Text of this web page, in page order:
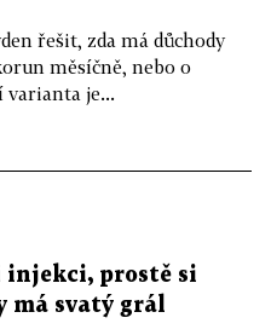
řešit, zda má důchody
měsíčně, nebo o
varianta je...
injekci, prostě si
má svatý grál